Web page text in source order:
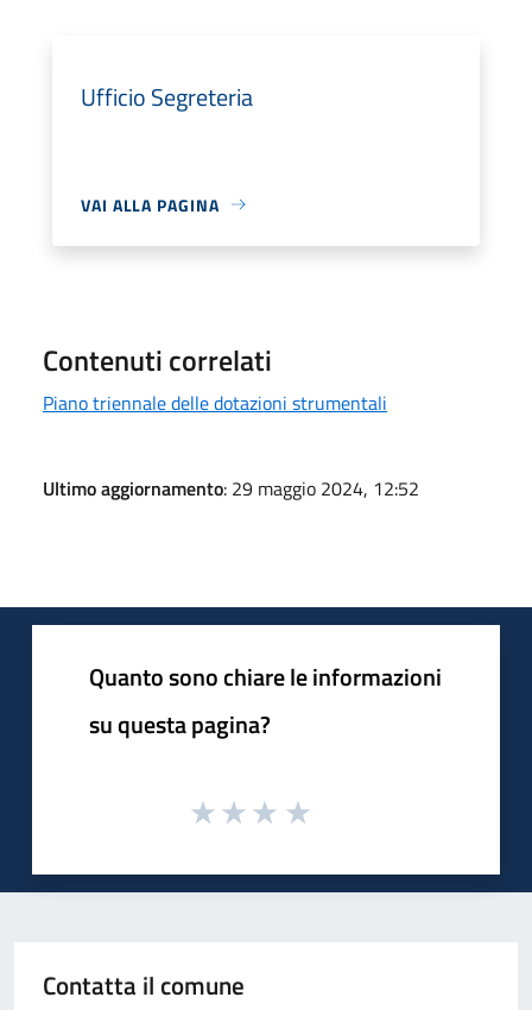
Ufficio Segreteria
VAI ALLA PAGINA
Contenuti correlati
Piano triennale delle dotazioni strumentali
Ultimo aggiornamento: 29 maggio 2024, 12:52
Quanto sono chiare le informazioni
su questa pagina?
Contatta il comune